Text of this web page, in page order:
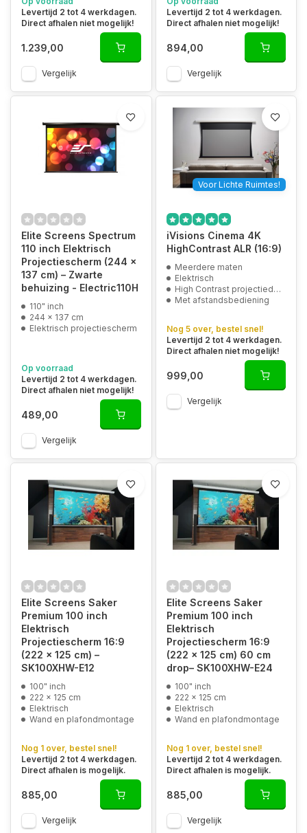
Levertijd 2 tot 4 werkdagen.
Direct afhalen niet mogelijk!
1.239,00
Vergelijk
Levertijd 2 tot 4 werkdagen.
Direct afhalen niet mogelijk!
894,00
Vergelijk
Elite Screens Spectrum
110 inch Elektrisch
Projectiescherm (244 x
137 cm) – Zwarte
behuizing - Electric110H
110" inch
244 x 137 cm
Elektrisch projectiescherm
Op voorraad
Levertijd 2 tot 4 werkdagen.
Direct afhalen niet mogelijk!
489,00
Vergelijk
Voor Lichte Ruimtes!
iVisions Cinema 4K
HighContrast ALR (16:9)
Meerdere maten
Elektrisch
High Contrast projectiedoek
Met afstandsbediening
Nog 5 over, bestel snel!
Levertijd 2 tot 4 werkdagen.
Direct afhalen niet mogelijk!
999,00
Vergelijk
Elite Screens Saker
Premium 100 inch
Elektrisch
Projectiescherm 16:9
(222 x 125 cm) –
SK100XHW-E12
100" inch
222 x 125 cm
Elektrisch
Wand en plafondmontage
Nog 1 over, bestel snel!
Levertijd 2 tot 4 werkdagen.
Direct afhalen is mogelijk.
885,00
Vergelijk
Elite Screens Saker
Premium 100 inch
Elektrisch
Projectiescherm 16:9
(222 x 125 cm) 60 cm
drop– SK100XHW-E24
100" inch
222 x 125 cm
Elektrisch
Wand en plafondmontage
Nog 1 over, bestel snel!
Levertijd 2 tot 4 werkdagen.
Direct afhalen is mogelijk.
885,00
Vergelijk